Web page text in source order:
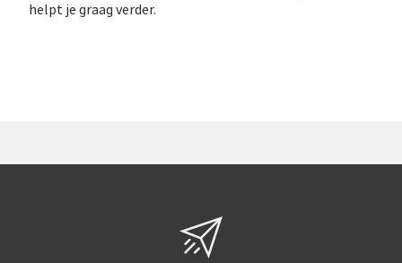
helpt je graag verder.